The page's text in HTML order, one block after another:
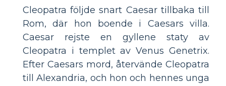
Cleopatra följde snart Caesar tillbaka till
Rom, där hon boende i Caesars villa.
Caesar rejste en gyllene staty av
Cleopatra i templet av Venus Genetrix.
Efter Caesars mord, återvände Cleopatra
till Alexandria, och hon och hennes unga